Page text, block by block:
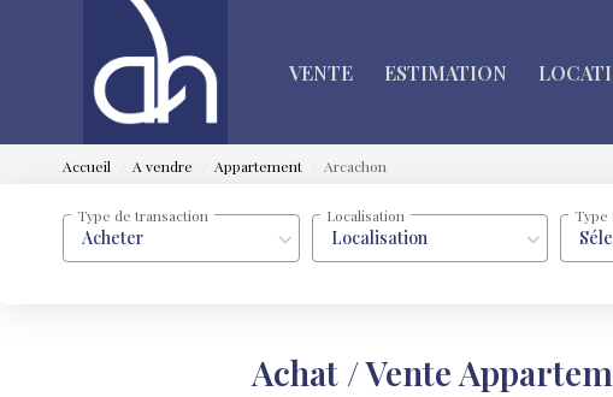
VENTE ESTIMATION
Accueil A vendre Appartement Arcachon
Acheter
Type de transaction
Localisation
Localisation Type
Achat / Vente